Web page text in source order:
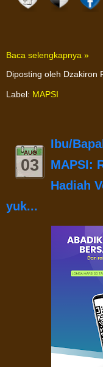
Baca selengkapnya »
Diposting oleh Dzakiron
Label: MAPSI
AUG
03
Ibu/
MAPSI:
Hadiah
yuk...